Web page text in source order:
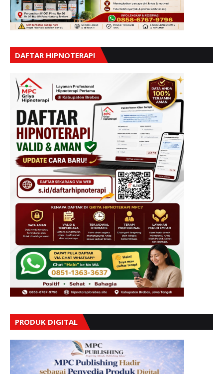
DAFTAR HIPNOTERAPI
PRODUK DIGITAL